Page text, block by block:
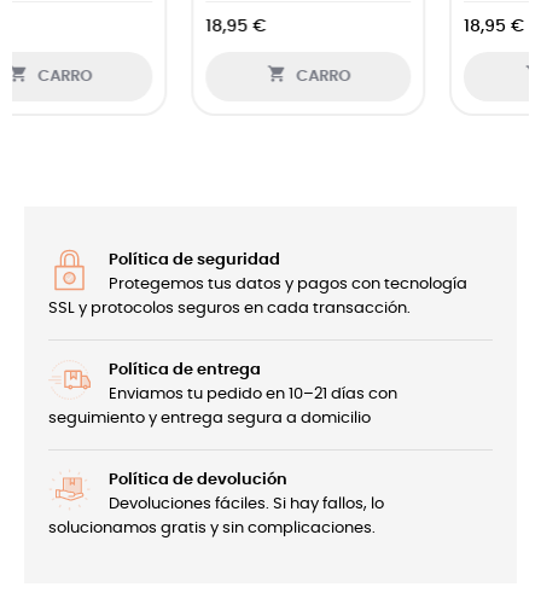
Política de seguridad
Protegemos tus datos y pagos con tecnología
SSL y protocolos seguros en cada transacción.
Política de entrega
Enviamos tu pedido en 10–21 días con
seguimiento y entrega segura a domicilio
Política de devolución
Devoluciones fáciles. Si hay fallos, lo
solucionamos gratis y sin complicaciones.